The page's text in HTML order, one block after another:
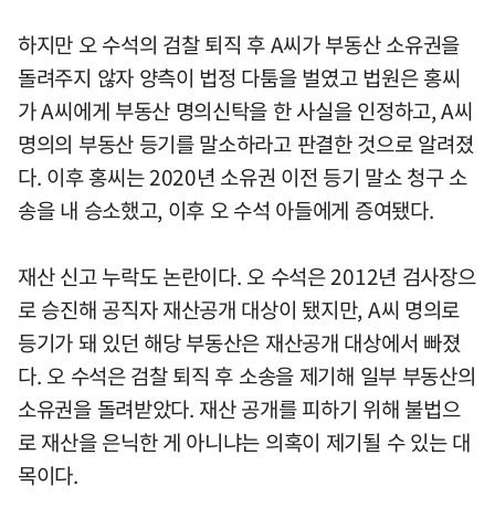
하지만 오 수석의 검찰 퇴직 후 A씨가 부동산 소유권을
돌려주지 않자 양측이 법정 다툼을 벌였고 법원은 홍씨
가 A씨에게 부동산 명의신탁을 한 사실을 인정하고, A씨
명의의 부동산 등기를 말소하라고 판결한 것으로 알려졌
다. 이후 홍씨는 2020년 소유권 이전 등기 말소 청구 소
송을 내 승소했고, 이후 오 수석 아들에게 증여됐다.
재산 신고 누락도 논란이다. 오 수석은 2012년 검사장으
로 승진해 공직자 재산공개 대상이 됐지만, A씨 명의로
등기가 돼 있던 해당 부동산은 재산공개 대상에서 빠졌
다. 오 수석은 검찰 퇴직 후 소송을 제기해 일부 부동산의
소유권을 돌려받았다. 재산 공개를 피하기 위해 불법으
로 재산을 은닉한 게 아니냐는 의혹이 제기될 수 있는 대
목이다.